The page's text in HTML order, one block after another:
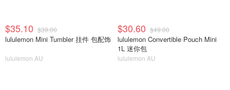
$35.10 $39.00
lululemon Mini Tumbler 挂件 包配饰
lululemon AU
$30.60 $49.00
lululemon Convertible Pouch Mini
1L 迷你包
lululemon AU